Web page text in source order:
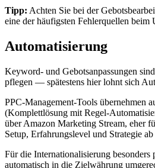
Tipp: Achten Sie bei der
eine der häufigsten Fehlerquellen beim
Automatisierung
Keyword- und Gebotsanpassungen
pflegen — spätestens hier lohnt sich
PPC-Management-Tools übernehmen
(Komplettlösung mit Regel-
über Amazon Marketing Stream, eher
Setup, Erfahrungslevel und Strategie
Für die Internationalisierung
automatisch in die Zielwährung